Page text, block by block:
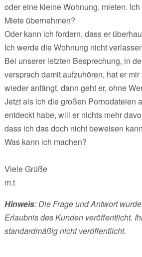
oder eine kleine Wohnung, mieten.
Miete übernehmen?
Oder kann ich fordern, dass er
Ich werde die Wohnung nicht
Bei unserer letzten Besprechung, in
versprach damit aufzuhören, hat er
wieder anfängt, dann geht er, ohne
Jetzt als ich die großen Pornodateien
entdeckt habe, will er nichts mehr
dass ich das doch nicht beweisen
Was kann ich machen?
Viele Grüße
m.t
Hinweis: Die Frage und Antwort
Erlaubnis des Kunden veröffentlicht.
standardmäßig nicht veröffentlicht.